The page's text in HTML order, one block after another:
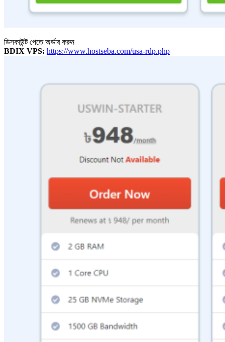
ডিসকাউন্ট পেতে অর্ডার করুন
BDIX VPS: https://www.hostseba.com/usa-rdp.php